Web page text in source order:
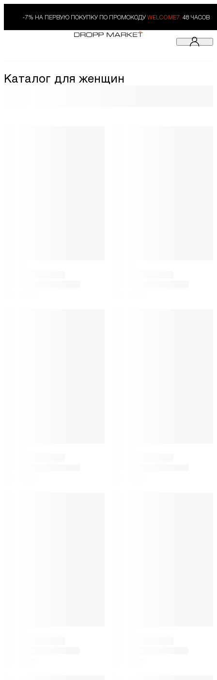
-7% НА ПЕРВУЮ ПОКУПКУ ПО ПРОМОКОДУ WELCOME7. 48 ЧАСОВ
Каталог для женщин